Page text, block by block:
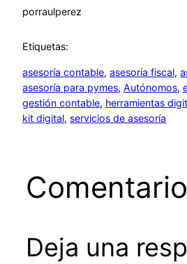
porraulperez
Etiquetas:
asesoría contable, asesoría fiscal,
asesoría para pymes, Autónomos,
gestión contable, herramientas
kit digital, servicios de asesoría
Deja una